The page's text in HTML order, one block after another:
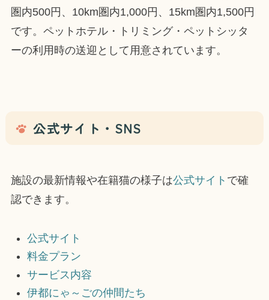
圏内500円、10km圏内1,000円、15km圏内1,500円
です。ペットホテル・トリミング・ペットシッタ
ーの利用時の送迎として用意されています。
公式サイト・SNS
施設の最新情報や在籍猫の様子は公式サイト で確
認できます。
公式サイト
料金プラン
サービス内容
伊都にゃ～ごの仲間たち